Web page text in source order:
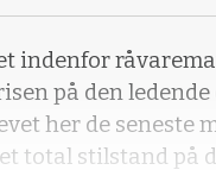
indenfor
på den
her de seneste
total stilstand på